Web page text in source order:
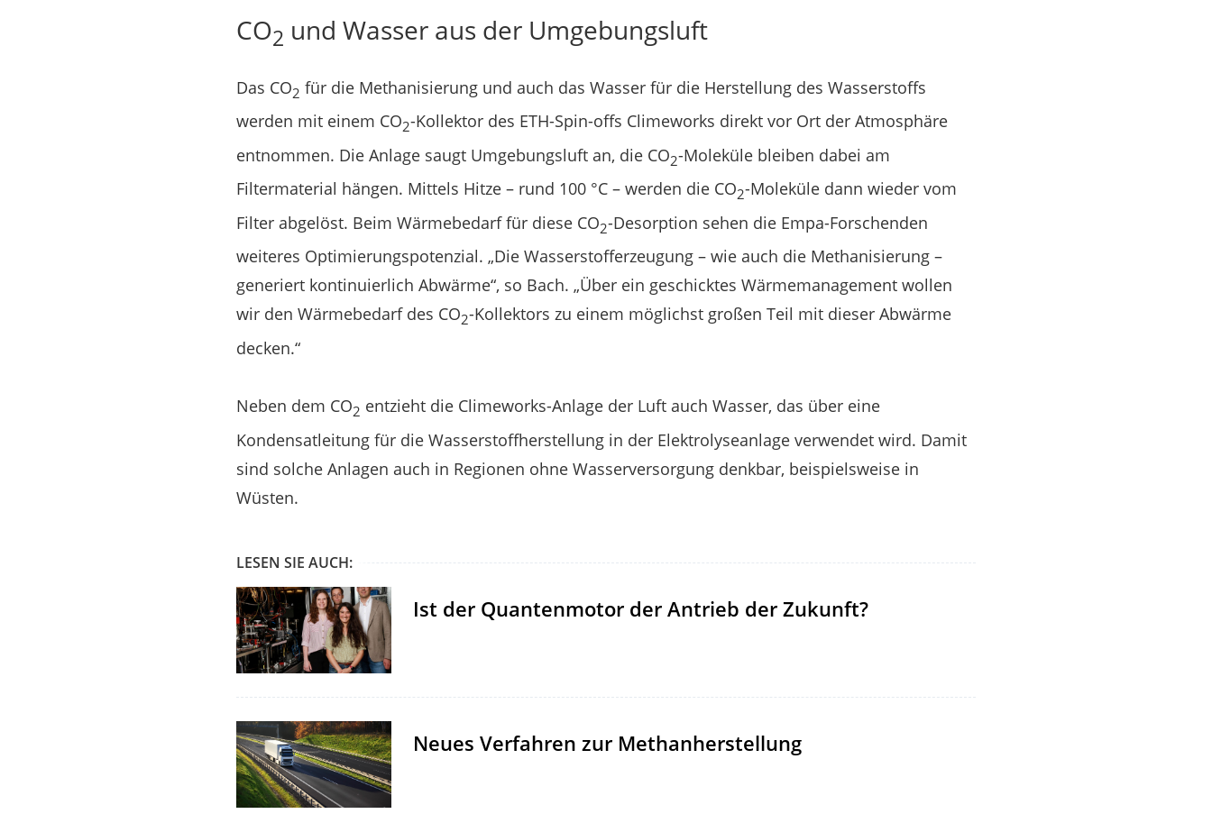
CO2 und Wasser aus der Umgebungsluft
Das CO2 für die Methanisierung und auch das Wasser für die Herstellung des Wasserstoffs
werden mit einem CO2-Kollektor des ETH-Spin-offs Climeworks direkt vor Ort der Atmosphäre
entnommen. Die Anlage saugt Umgebungsluft an, die CO2-Moleküle bleiben dabei am
Filtermaterial hängen. Mittels Hitze – rund 100 °C – werden die CO2-Moleküle dann wieder vom
Filter abgelöst. Beim Wärmebedarf für diese CO2-Desorption sehen die Empa-Forschenden
weiteres Optimierungspotenzial. „Die Wasserstofferzeugung – wie auch die Methanisierung –
generiert kontinuierlich Abwärme“, so Bach. „Über ein geschicktes Wärmemanagement wollen
wir den Wärmebedarf des CO2-Kollektors zu einem möglichst großen Teil mit dieser Abwärme
decken.“
Neben dem CO2 entzieht die Climeworks-Anlage der Luft auch Wasser, das über eine
Kondensatleitung für die Wasserstoffherstellung in der Elektrolyseanlage verwendet wird. Damit
sind solche Anlagen auch in Regionen ohne Wasserversorgung denkbar, beispielsweise in
Wüsten.
LESEN SIE AUCH:
Ist der Quantenmotor der Antrieb der Zukunft?
Neues Verfahren zur Methanherstellung